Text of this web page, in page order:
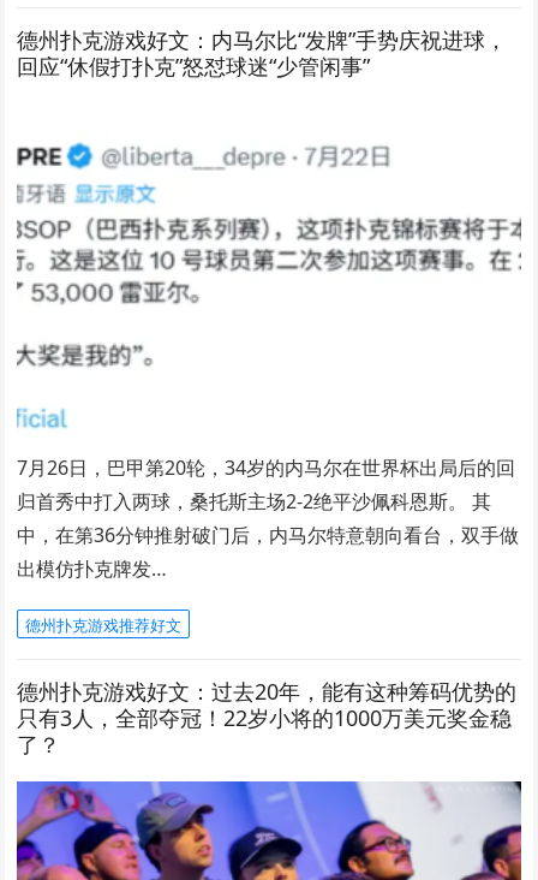
德州扑克游戏好文：内马尔比“发牌”手势庆祝进球，
回应“休假打扑克”怒怼球迷“少管闲事”
7月26日，巴甲第20轮，34岁的内马尔在世界杯出局后的回
归首秀中打入两球，桑托斯主场2-2绝平沙佩科恩斯。 其
中，在第36分钟推射破门后，内马尔特意朝向看台，双手做
出模仿扑克牌发…
德州扑克游戏推荐好文
德州扑克游戏好文：过去20年，能有这种筹码优势的
只有3人，全部夺冠！22岁小将的1000万美元奖金稳
了？